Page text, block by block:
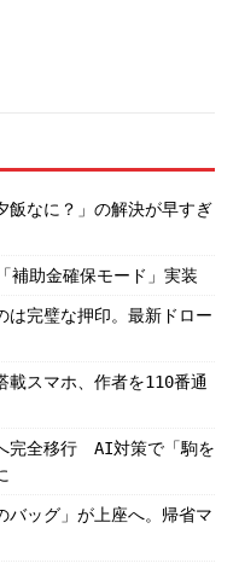
飯なに？」の解決が早すぎ
助金確保モード」実装
は完璧な押印。最新ドロー
スマホ、作者を110番通
完全移行 AI対策で「駒を
バッグ」が上座へ。帰省マ